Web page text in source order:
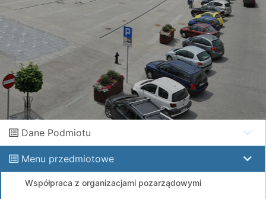
Dane Podmiotu
Menu przedmiotowe
Współpraca z organizacjami pozarządowymi